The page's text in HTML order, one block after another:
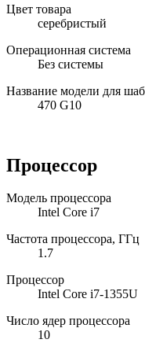
Цвет товара
серебристый
Операционная система
Без системы
Название модели для
470 G10
Процессор
Модель процессора
Intel Core i7
Частота процессора, ГГц
1.7
Процессор
Intel Core i7-1355U
Число ядер процессора
10